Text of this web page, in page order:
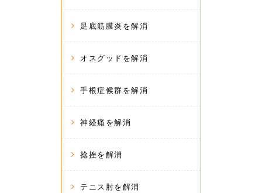
足底筋膜炎を解消
オスグッドを解消
手根症候群を解消
神経痛を解消
捻挫を解消
テニス肘を解消